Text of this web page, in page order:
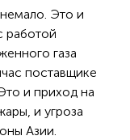
Это и
работой
газа
поставщике
и приход на
и угроза
Азии.